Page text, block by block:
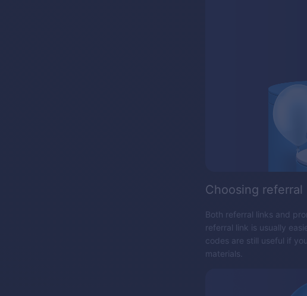
Choosing
Both referral links and
referral link is usually
codes are still useful if
materials.